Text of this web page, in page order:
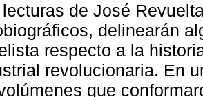
lecturas de José
delinearán
respecto a la
revolucionaria. En
que